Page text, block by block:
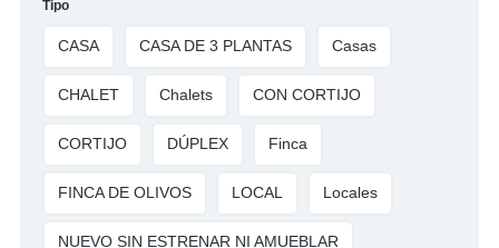
Tipo
CASA CASA DE 3 PLANTAS Casas
CHALET Chalets CON CORTIJO
CORTIJO DÚPLEX Finca
FINCA DE OLIVOS LOCAL Locales
NUEVO SIN ESTRENAR NI AMUEBLAR